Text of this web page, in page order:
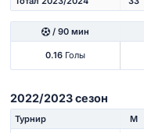
/ 90 мин
0.16Голы
2022/2023 сезон
Турнир М